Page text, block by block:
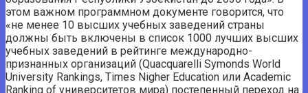
этом важном программном документе говорится, что
«не менее 10 высших учебных заведений страны
должны быть включены в список 1000 лучших высших
учебных заведений в рейтинге международно-
признанных организаций (Quacquarelli Symonds World
University Rankings, Times Nigher Education или Academic
Ranking of университетов мира) постепенный переход на